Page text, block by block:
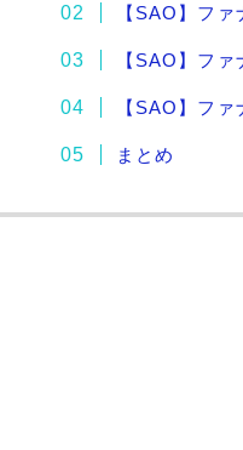
【SAO】フ
【SAO】フ
【SAO】フ
まとめ